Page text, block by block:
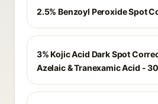
2.5% Benzoyl Peroxide Spot
3% Kojic Acid Dark Spot
Azelaic & Tranexamic Acid -